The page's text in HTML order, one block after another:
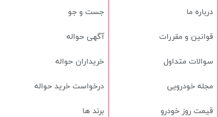
جست و جو
آگهی حواله
خریداران حواله
درخواست خرید حواله
برند ها
درباره ما
قوانین و مقررات
سوالات متداول
مجله خودرویی
قیمت روز خودرو